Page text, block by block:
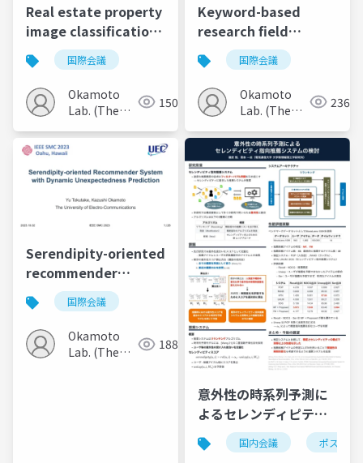
Real estate property
image classification
based on optimal
transport costs
国際会議
Okamoto
Lab. (The
Electro-
Communications)
150
Keyword-based
research field
discovery with
external knowledge
aware hierarchical
co-clustering
国際会議
Okamoto
Lab. (The
Electro-
Communications)
236
Serendipity-oriented
recommender
system with dynamic
unexpectedness
prediction
国際会議
Okamoto
Lab. (The
188
意外性の時系列予測に
よるセレンディピティ
指向推薦システムの検
討
国内会議 ポスター